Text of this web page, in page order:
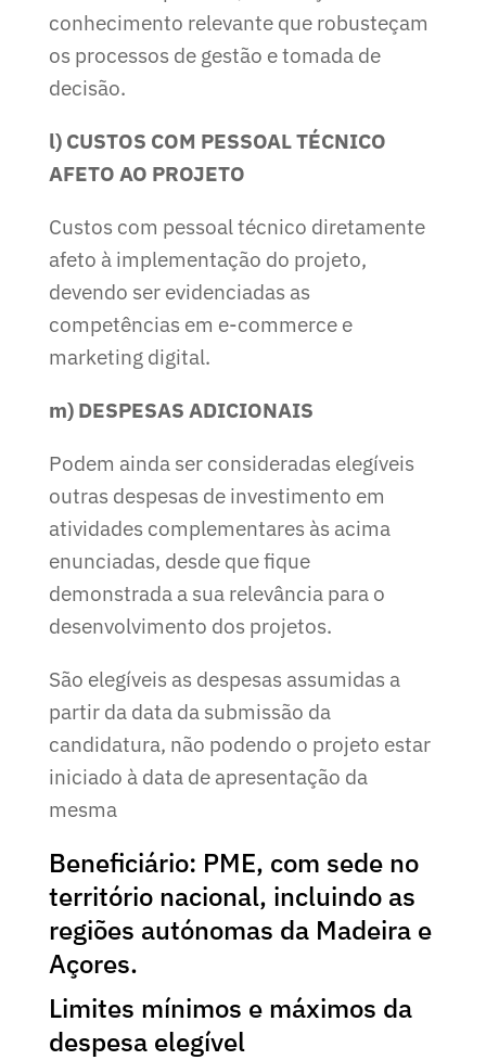
conhecimento relevante que robusteçam
os processos de gestão e tomada de
decisão.
l) CUSTOS COM PESSOAL TÉCNICO
AFETO AO PROJETO
Custos com pessoal técnico diretamente
afeto à implementação do projeto,
devendo ser evidenciadas as
competências em e-commerce e
marketing digital.
m) DESPESAS ADICIONAIS
Podem ainda ser consideradas elegíveis
outras despesas de investimento em
atividades complementares às acima
enunciadas, desde que fique
demonstrada a sua relevância para o
desenvolvimento dos projetos.
São elegíveis as despesas assumidas a
partir da data da submissão da
candidatura, não podendo o projeto estar
iniciado à data de apresentação da
mesma
Beneficiário: PME, com sede no
território nacional, incluindo as
regiões autónomas da Madeira e
Açores.
Limites mínimos e máximos da
despesa elegível